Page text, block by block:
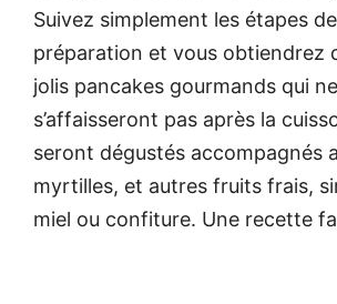
Suivez simplement les étapes
préparation et vous obtiendrez
jolis pancakes gourmands qui ne
s’affaisseront pas après la
seront dégustés accompagnés
myrtilles, et autres fruits frais,
miel ou confiture. Une recette